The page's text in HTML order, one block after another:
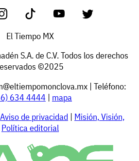
El Tiempo MX
S.A. de C.V. Todos los derechos
©2025
| Teléfono:
634 4444 | mapa
Aviso de privacidad | Misión, Visión,
Política editorial